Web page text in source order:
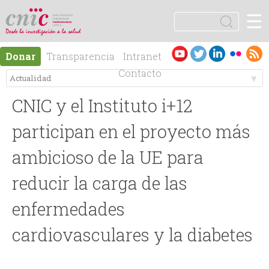
logotipo
En
gli
sh
Es
pa
ño
l
F
o
r
m
u
l
r
u
s
c
Donar Transparencia
Intranet
Contacto
☰
M
e
n
ú
p
CNIC y el Instituto i+12
participan en el proyecto más
ambicioso de la UE para
reducir la carga de las
enfermedades
cardiovasculares y la diabetes